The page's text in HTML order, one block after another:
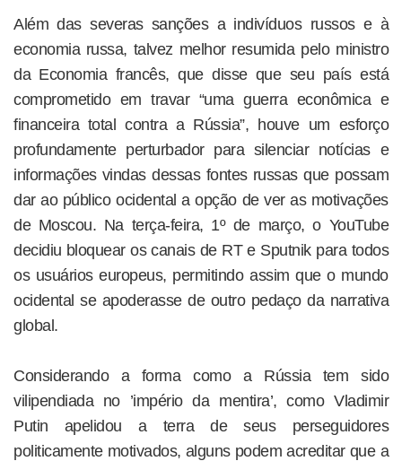
Além das severas sanções a indivíduos russos e à
economia russa, talvez melhor resumida pelo ministro
da Economia francês, que disse que seu país está
comprometido em travar “uma guerra econômica e
financeira total contra a Rússia”, houve um esforço
profundamente perturbador para silenciar notícias e
informações vindas dessas fontes russas que possam
dar ao público ocidental a opção de ver as motivações
de Moscou. Na terça-feira, 1º de março, o YouTube
decidiu bloquear os canais de RT e Sputnik para todos
os usuários europeus, permitindo assim que o mundo
ocidental se apoderasse de outro pedaço da narrativa
global.
Considerando a forma como a Rússia tem sido
vilipendiada no ’império da mentira’, como Vladimir
Putin apelidou a terra de seus perseguidores
politicamente motivados, alguns podem acreditar que a